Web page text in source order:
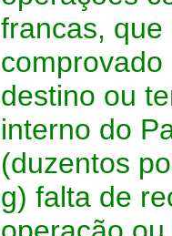
francas,
destino ou
interno do
(duzentos
g) falta de